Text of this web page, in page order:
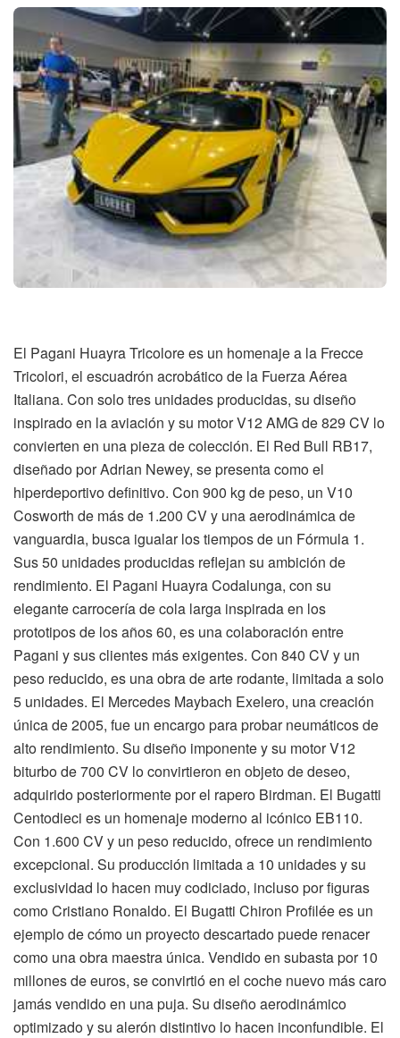
El Pagani Huayra Tricolore es un homenaje a la Frecce
Tricolori, el escuadrón acrobático de la Fuerza Aérea
Italiana. Con solo tres unidades producidas, su diseño
inspirado en la aviación y su motor V12 AMG de 829 CV lo
convierten en una pieza de colección. El Red Bull RB17,
diseñado por Adrian Newey, se presenta como el
hiperdeportivo definitivo. Con 900 kg de peso, un V10
Cosworth de más de 1.200 CV y una aerodinámica de
vanguardia, busca igualar los tiempos de un Fórmula 1.
Sus 50 unidades producidas reflejan su ambición de
rendimiento. El Pagani Huayra Codalunga, con su
elegante carrocería de cola larga inspirada en los
prototipos de los años 60, es una colaboración entre
Pagani y sus clientes más exigentes. Con 840 CV y un
peso reducido, es una obra de arte rodante, limitada a solo
5 unidades. El Mercedes Maybach Exelero, una creación
única de 2005, fue un encargo para probar neumáticos de
alto rendimiento. Su diseño imponente y su motor V12
biturbo de 700 CV lo convirtieron en objeto de deseo,
adquirido posteriormente por el rapero Birdman. El Bugatti
Centodieci es un homenaje moderno al icónico EB110.
Con 1.600 CV y un peso reducido, ofrece un rendimiento
excepcional. Su producción limitada a 10 unidades y su
exclusividad lo hacen muy codiciado, incluso por figuras
como Cristiano Ronaldo. El Bugatti Chiron Profilée es un
ejemplo de cómo un proyecto descartado puede renacer
como una obra maestra única. Vendido en subasta por 10
millones de euros, se convirtió en el coche nuevo más caro
jamás vendido en una puja. Su diseño aerodinámico
optimizado y su alerón distintivo lo hacen inconfundible. El